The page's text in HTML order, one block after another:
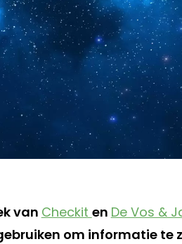
van Checkit en De Vos &
om informatie te